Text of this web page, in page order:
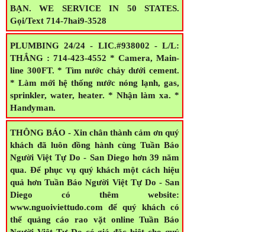
MÀ KHÔNG ĐỦ, CHÚNG TÔI SẼ GIÚP
BẠN. WE SERVICE IN 50 STATES.
Gọi/Text 714-7hai9-3528
PLUMBING 24/24 - LIC.#938002 - L/L:
THẮNG : 714-423-4552 * Camera, Main-
line 300FT. * Tìm nước chảy dưới cement.
* Làm mới hệ thống nước nóng lạnh, gas,
sprinkler, water, heater. * Nhận làm xa. *
Handyman.
THÔNG BÁO - Xin chân thành cảm ơn quý
khách đã luôn đồng hành cùng Tuần Báo
Người Việt Tự Do - San Diego hơn 39 năm
qua. Để phục vụ quý khách một cách hiệu
quả hơn Tuần Báo Người Việt Tự Do - San
Diego có thêm website:
www.nguoiviettudo.com để quý khách có